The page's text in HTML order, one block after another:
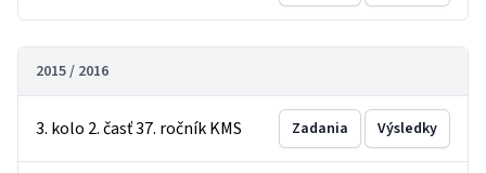
2015 / 2016
3. kolo 2. časť 37. ročník KMS Zadania Výsledky